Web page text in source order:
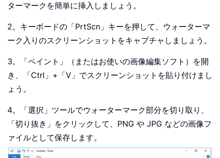
ターマークを簡単に挿入しましょう。
2。キーボードの「PrtScn」キーを押して、ウォーターマ
ーク入りのスクリーンショットをキャプチャしましょう。
3。「ペイント」（またはお使いの画像編集ソフト）を開
き、「Ctrl」+「V」でスクリーンショットを貼り付けまし
ょう。
4。「選択」ツールでウォーターマーク部分を切り取り、
「切り抜き」をクリックして、PNG や JPG などの画像フ
ァイルとして保存します。